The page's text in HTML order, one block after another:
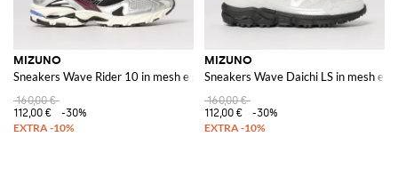
MIZUNO
Sneakers Wave Rider 10 in mesh e gomma laminata
160,00 €
112,00 €
-30%
MIZUNO
Sneakers Wave Daichi LS in mesh e
160,00 €
112,00 €
-30%